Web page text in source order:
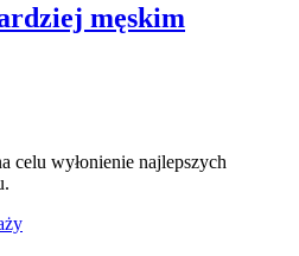
męskim
celu wyłonienie najlepszych